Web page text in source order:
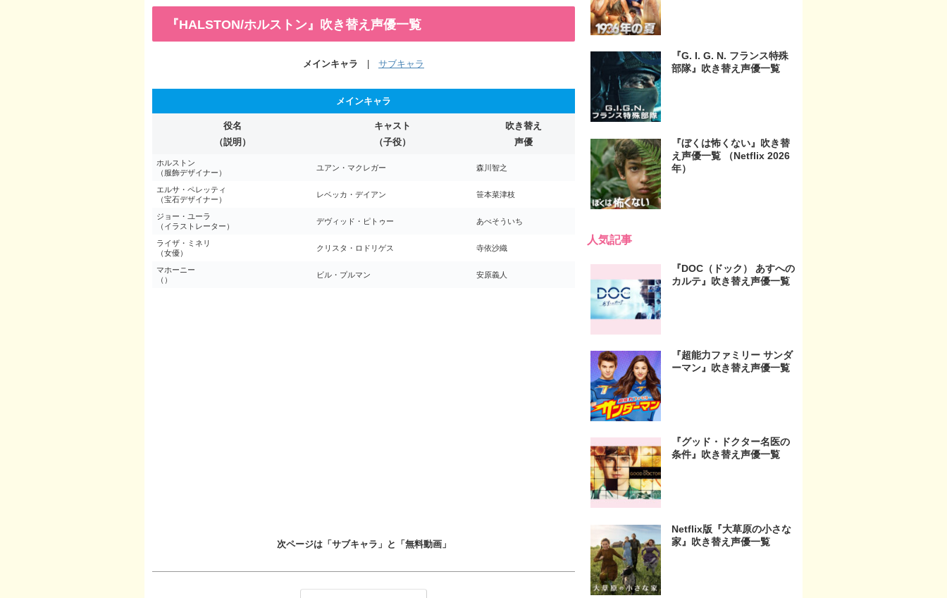
『HALSTON/ホルストン』吹き替え声優一覧
メインキャラ サブキャラ
メインキャラ
役名
（説明）
キャスト
（子役）
吹き替え
声優
ホルストン
（服飾デザイナー）
ユアン・マクレガー 森川智之
エルサ・ペレッティ
（宝石デザイナー）
レベッカ・デイアン 笹本菜津枝
ジョー・ユーラ
（イラストレーター）
デヴィッド・ピトゥー あべそういち
ライザ・ミネリ
（女優）
クリスタ・ロドリゲス 寺依沙織
マホーニー
（）
ビル・プルマン 安原義人
次ページは「サブキャラ」と「無料動画」
『G. I. G. N. フランス特殊
部隊』吹き替え声優一覧
『ぼくは怖くない』吹き替
え声優一覧 （Netflix 2026
年）
人気記事
『DOC（ドック） あすへの
カルテ』吹き替え声優一覧
『超能力ファミリー サンダ
ーマン』吹き替え声優一覧
『グッド・ドクター名医の
条件』吹き替え声優一覧
Netflix版『大草原の小さな
家』吹き替え声優一覧